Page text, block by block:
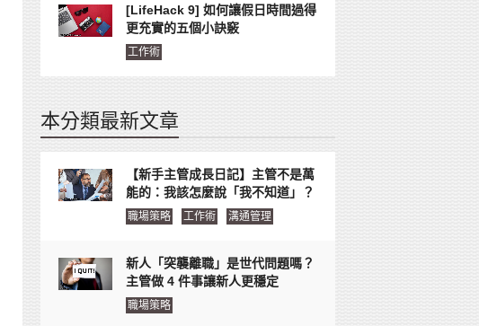
[LifeHack 9] 如何讓假日時間過得
更充實的五個小訣竅
工作術
本分類最新文章
【新手主管成長日記】主管不是萬
能的：我該怎麼說「我不知道」？
職場策略 工作術 溝通管理
新人「突襲離職」是世代問題嗎？
主管做 4 件事讓新人更穩定
職場策略